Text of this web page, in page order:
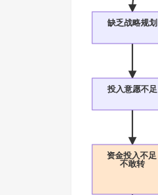
缺乏战略规划
投入意愿不足
资金投入不足
不敢转